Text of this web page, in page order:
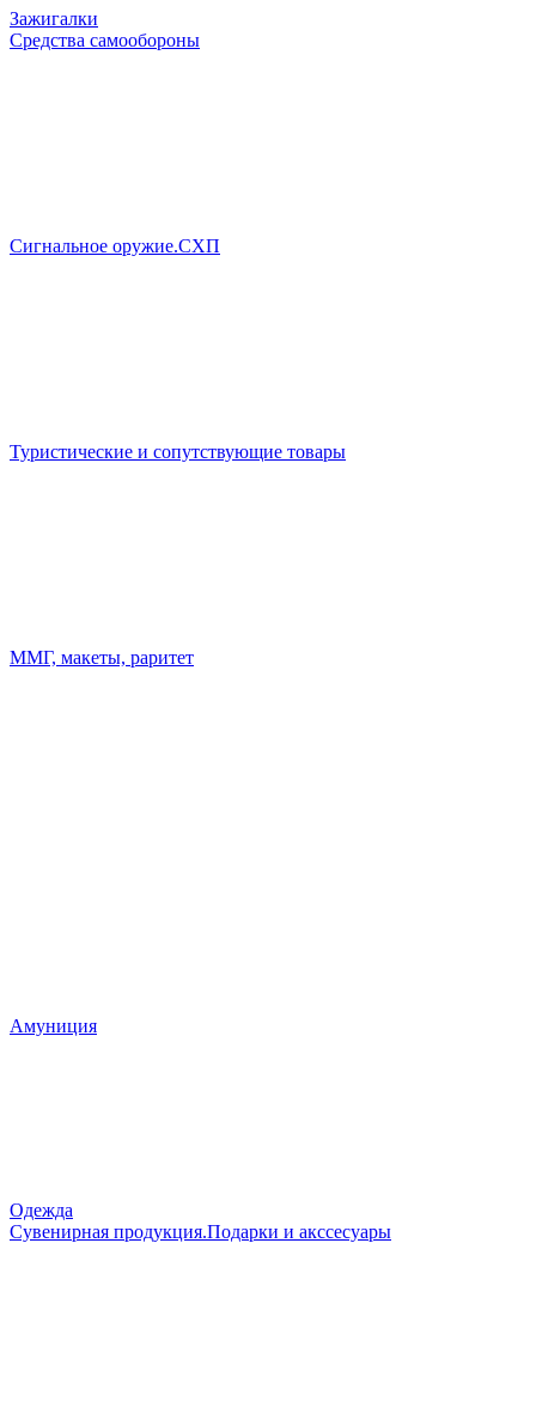
Зажигалки
Средства самообороны
Сигнальное оружие.СХП
Туристические и сопутствующие товары
ММГ, макеты, раритет
Амуниция
Одежда
Сувенирная продукция.Подарки и акссесуары